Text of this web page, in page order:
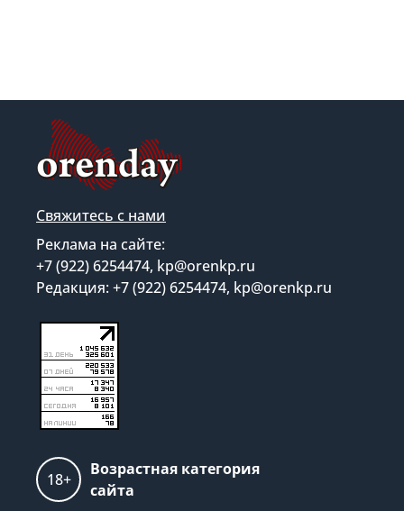
Свяжитесь с нами
Реклама на сайте:
+7 (922) 6254474, kp@orenkp.ru
Редакция: +7 (922) 6254474, kp@orenkp.ru
18+
Возрастная категория
сайта